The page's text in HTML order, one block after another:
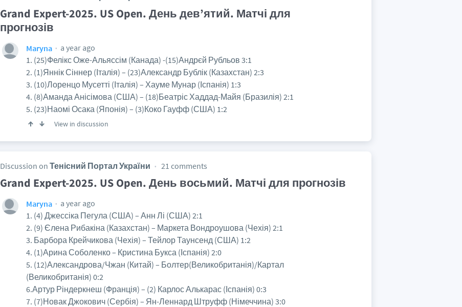
Grand Expert-2025. US Open. День дев’ятий. Матчі для
прогнозів
Maryna
a year ago
1. (25)Фелікс Оже-Альяссім (Канада) -(15)Андрєй Рубльов 3:1
2. (1)Яннік Сіннер (Італія) – (23)Александр Бублік (Казахстан) 2:3
3. (10)Лоренцо Мусетті (Італія) – Хауме Мунар (Іспанія) 1:3
4. (8)Аманда Анісімова (США) – (18)Беатріс Хаддад-Майя (Бразилія) 2:1
5. (23)Наомі Осака (Японія) – (3)Коко Гауфф (США) 1:2
View in discussion
Discussion on Тенісний Портал України 21 comments
Grand Expert-2025. US Open. День восьмий. Матчі для прогнозів
Maryna
a year ago
1. (4) Джессіка Пегула (США) – Анн Лі (США) 2:1
2. (9) Єлена Рибакіна (Казахстан) – Маркета Вондроушова (Чехія) 2:1
3. Барбора Крейчикова (Чехія) – Тейлор Таунсенд (США) 1:2
4. (1)Арина Соболенко – Кристина Букса (Іспанія) 2:0
5. (12)Александрова/Чжан (Китай) – Болтер(Великобританія)/Картал
(Великобританія) 0:2
6.Артур Ріндеркнеш (Франція) – (2) Карлос Алькарас (Іспанія) 0:3
7. (7)Новак Джокович (Сербія) – Ян-Леннард Штруфф (Німеччина) 3:0